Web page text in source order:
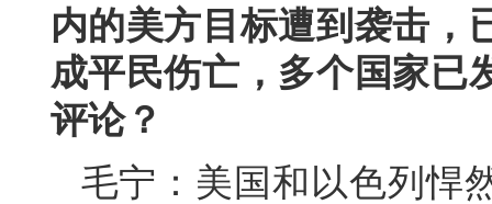
内的美方目标遭到袭击，
成平民伤亡，多个国家已
评论？
毛宁：美国和以色列悍